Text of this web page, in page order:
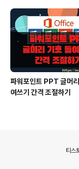
파워포인트 PPT 글머
여쓰기 간격 조절하기
티스